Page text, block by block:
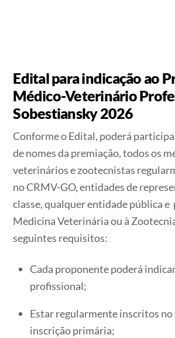
Edital para indicação ao
Médico-Veterinário
Sobestiansky 2026
Conforme o Edital, poderá
de nomes da premiação, todos os
veterinários e zootecnistas
no CRMV-GO, entidades de
classe, qualquer entidade pública e
Medicina Veterinária ou à
seguintes requisitos:
Cada proponente poderá
profissional;
Estar regularmente inscritos no
inscrição primária;